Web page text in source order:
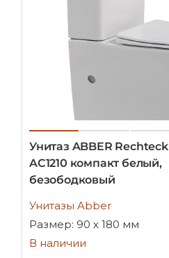
Унитаз ABBER Rechteck
AC1210 компакт белый,
безободковый
Унитазы Abber
Размер: 90 х 180 мм
В наличии